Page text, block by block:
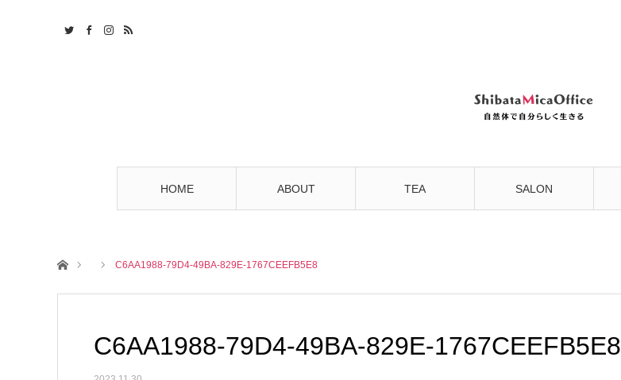
HOME ABOUT TEA SALON
ホーム C6AA1988-79D4-49BA-829E-1767CEEFB5E8
C6AA1988-79D4-49BA-829E-1767CEEFB5E8